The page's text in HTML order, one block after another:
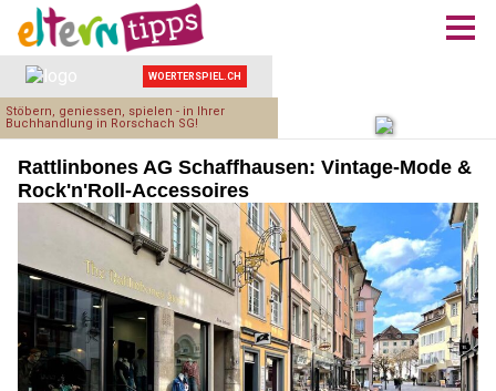
Rattlinbones AG Schaffhausen: Vintage-Mode &
Rock'n'Roll-Accessoires